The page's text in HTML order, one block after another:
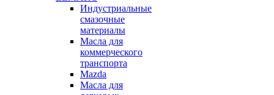
Индустриальные
смазочные
материалы
Масла для
коммерческого
транспорта
Mazda
Масла для